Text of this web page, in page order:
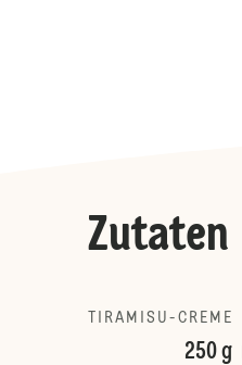
Zutaten
TIRAMISU-CREME
250 g